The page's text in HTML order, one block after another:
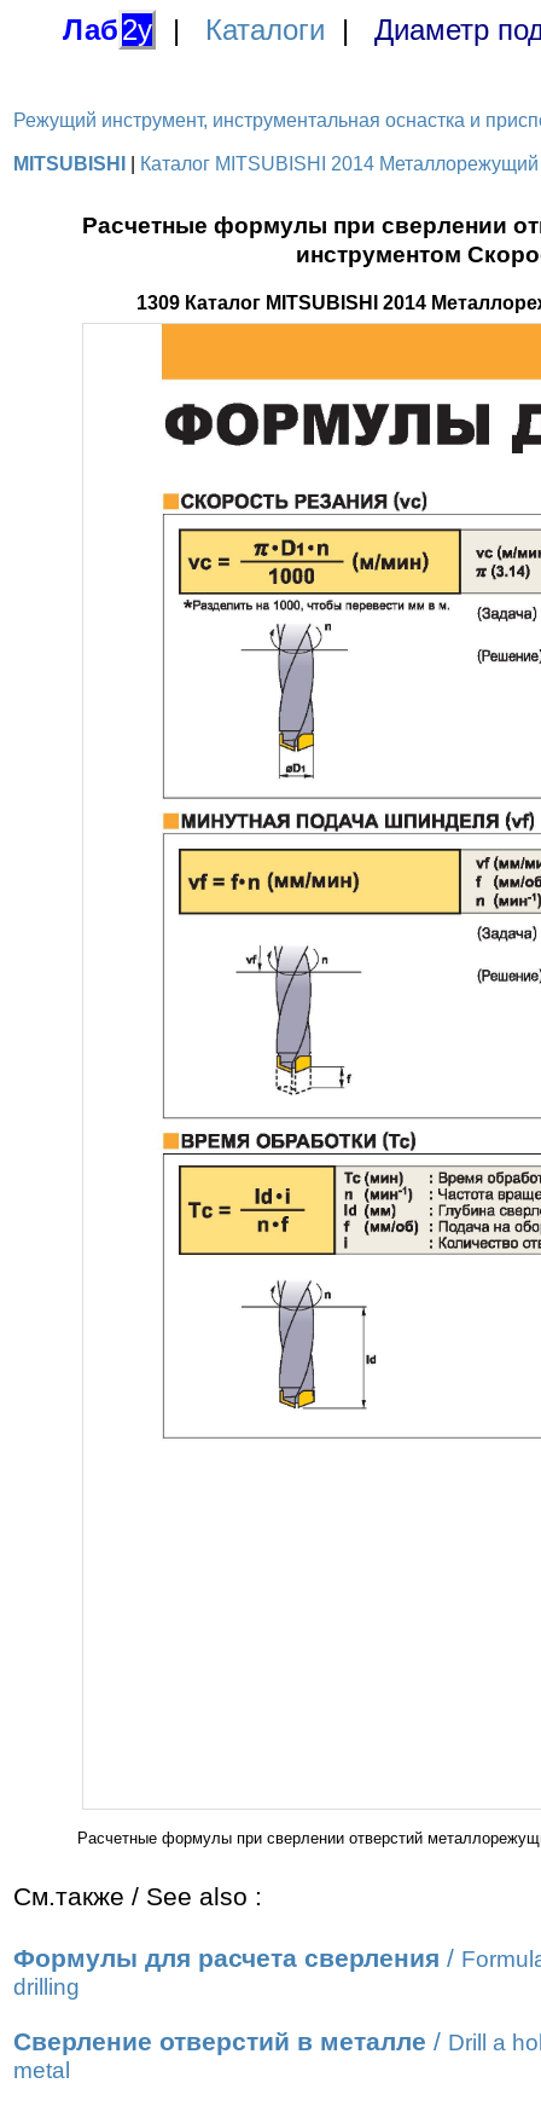
Лаб2у | Каталоги | Диаметр
Режущий инструмент, инструментальная оснастка и
MITSUBISHI Каталог MITSUBISHI 2014
Расчетные формулы при сверлении
инструментом
1309 Каталог MITSUBISHI 2014
Расчетные формулы при сверлении отверстий
См.также / See also :
Формулы для расчета сверления /
drilling
Сверление отверстий в металле / Drill a
metal